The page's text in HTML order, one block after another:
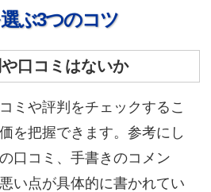
ぶ3つのコツ
口コミはないか
ミや評判をチェックするこ
を把握できます。参考にし
口コミ、手書きのコメン
い点が具体的に書かれてい